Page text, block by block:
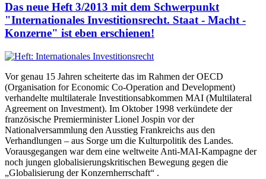
Das neue Heft 3/2013 mit dem Schwerpunkt
"Internationales Investitionsrecht. Staat - Macht -
Konzerne" ist eben erschienen!
Vor genau 15 Jahren scheiterte das im Rahmen der OECD
(Organisation for Economic Co-Operation and Development)
verhandelte multilaterale Investitionsabkommen MAI (Multilateral
Agreement on Investment). Im Oktober 1998 verkündete der
französische Premierminister Lionel Jospin vor der
Nationalversammlung den Ausstieg Frankreichs aus den
Verhandlungen – aus Sorge um die Kulturpolitik des Landes.
Vorausgegangen war dem eine weltweite Anti-MAI-Kampagne der
noch jungen globalisierungskritischen Bewegung gegen die
„Globalisierung der Konzernherrschaft“ .